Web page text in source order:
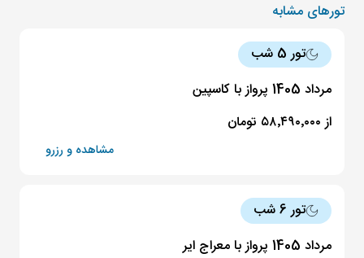
تورهای مشابه
تور 5 شب
مرداد 1405 پرواز با کاسپین
از ۵۸٬۴۹۰٬۰۰۰ تومان
مشاهده و رزرو
تور 6 شب
مرداد 1405 پرواز با معراج ایر